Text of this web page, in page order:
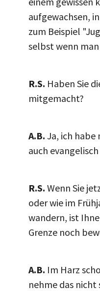
aufgewachsen,
zum Beispiel
selbst wenn
R.S. Haben Sie
mitgemacht?
A.B. Ja, ich habe
auch
R.S. Wenn Sie
oder wie im
wandern, ist
Grenze noch
A.B. Im Harz
nehme das